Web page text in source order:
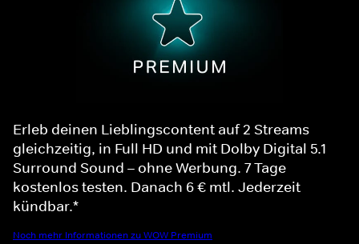
Erleb deinen Lieblingscontent auf 2 Streams
gleichzeitig, in Full HD und mit Dolby Digital 5.1
Surround Sound – ohne Werbung. 7 Tage
kostenlos testen. Danach 6 € mtl. Jederzeit
kündbar.*
Noch mehr Informationen zu WOW Premium